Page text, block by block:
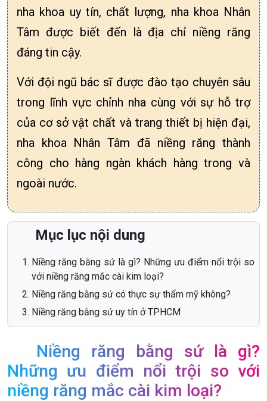
nha khoa uy tín, chất lượng, nha khoa Nhân
Tâm được biết đến là địa chỉ niềng răng
đáng tin cậy.
Với đội ngũ bác sĩ được đào tạo chuyên sâu
trong lĩnh vực chỉnh nha cùng với sự hỗ trợ
của cơ sở vật chất và trang thiết bị hiện đại,
nha khoa Nhân Tâm đã niềng răng thành
công cho hàng ngàn khách hàng trong và
ngoài nước.
Mục lục nội dung
Niềng răng bằng sứ là gì? Những ưu điểm nổi trội so
với niềng răng mắc cài kim loại?
Niềng răng bằng sứ có thực sự thẩm mỹ không?
Niềng răng bằng sứ uy tín ở TPHCM
Niềng răng bằng sứ là gì?
Những ưu điểm nổi trội so với
niềng răng mắc cài kim loại?